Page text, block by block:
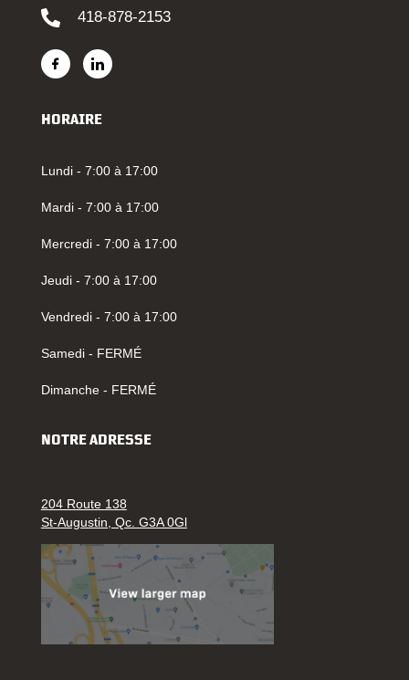
418-878-2153
HORAIRE
Lundi - 7:00 à 17:00
Mardi - 7:00 à 17:00
Mercredi - 7:00 à 17:00
Jeudi - 7:00 à 17:00
Vendredi - 7:00 à 17:00
Samedi - FERMÉ
Dimanche - FERMÉ
NOTRE ADRESSE
204 Route 138
St-Augustin, Qc. G3A 0Gl